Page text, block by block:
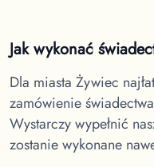
Jak wykonać
Dla miasta Żywiec
zamówienie
Wystarczy wypełnić
zostanie wykonane